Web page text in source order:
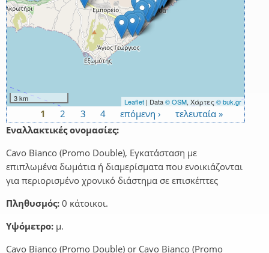
3 km Leaflet | Data© OSM, Χάρτες© buk.gr
Σελίδες
1 2 3 4 επόμενη ›
τελευταία »
Εναλλακτικές ονομασίες:
Cavo Bianco (Promo Double), Εγκατάσταση με
επιπλωμένα δωμάτια ή διαμερίσματα που ενοικιάζονται
για περιορισμένο χρονικό διάστημα σε επισκέπτες
Πληθυσμός: 0 κάτοικοι.
Υψόμετρο: μ.
Cavo Bianco (Promo Double) or Cavo Bianco (Promo